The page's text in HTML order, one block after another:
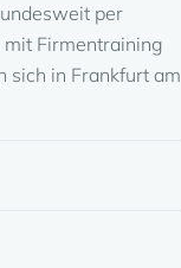
per
Firmentraining
sich in Frankfurt am